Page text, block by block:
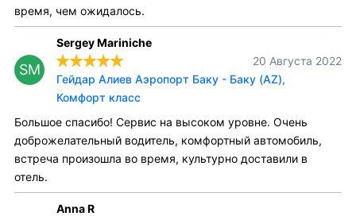
время, чем ожидалось.
SM
Sergey Mariniche
20 Августа 2022
Гейдар Алиев Аэропорт Баку - Баку (AZ),
Комфорт класс
Большое спасибо! Сервис на высоком уровне. Очень
доброжелательный водитель, комфортный автомобиль,
встреча произошла во время, культурно доставили в
отель.
Anna R